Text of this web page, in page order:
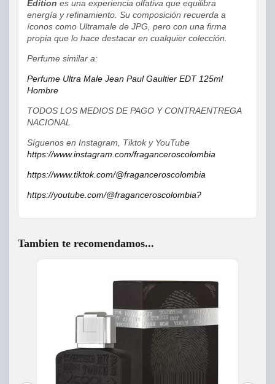
Edition es una experiencia olfativa que equilibra
energía y refinamiento. Su composición recuerda a
íconos como Ultramale de JPG, pero con una firma
propia que lo hace destacar en cualquier colección.
Perfume similar a:
Perfume Ultra Male Jean Paul Gaultier EDT 125ml
Hombre
TODOS LOS MEDIOS DE PAGO Y CONTRAENTREGA
NACIONAL
Síguenos en Instagram, Tiktok y YouTube
https://www.instagram.com/fraganceroscolombia
https://www.tiktok.com/@fraganceroscolombia
https://youtube.com/@fraganceroscolombia?
Tambien te recomendamos...